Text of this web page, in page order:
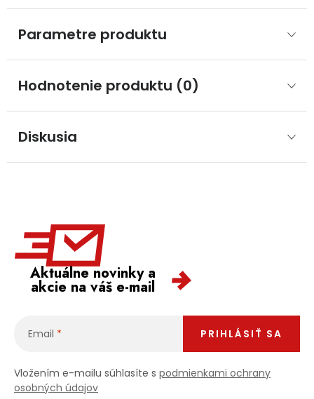
Parametre produktu
Hodnotenie produktu (0)
Diskusia
Aktuálne novinky a
akcie na váš e-mail
Email
Vložením e-mailu súhlasíte s podmienkami ochrany
osobných údajov
PRIHLÁSIŤ SA